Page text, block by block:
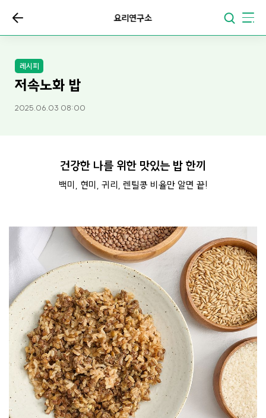
요리연구소
레시피
저속노화 밥
2025.06.03 08:00
건강한 나를 위한 맛있는 밥 한끼
백미, 현미, 귀리, 렌틸콩 비율만 알면 끝!